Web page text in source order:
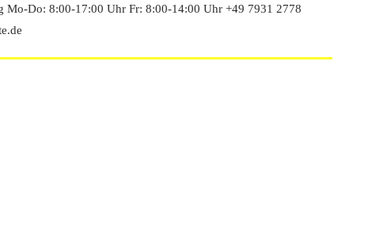
Mo-Do: 8:00-17:00 Uhr Fr: 8:00-14:00 Uhr +49 7931 2778